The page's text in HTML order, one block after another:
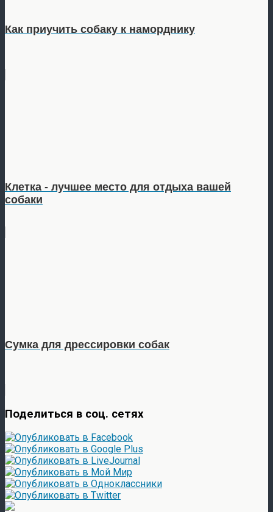
Как приучить собаку к наморднику
Клетка - лучшее место для отдыха вашей
собаки
Сумка для дрессировки собак
Поделиться в соц. сетях